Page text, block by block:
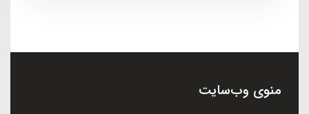
منوی وب‌سایت